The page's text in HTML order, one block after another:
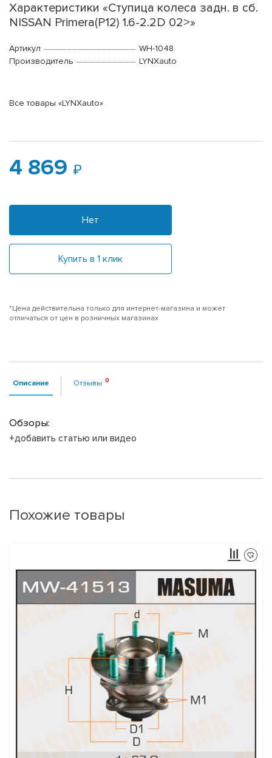
Характеристики «Ступица колеса задн. в сб.
NISSAN Primera(P12) 1.6-2.2D 02>»
Артикул
WH-1048
Производитель
LYNXauto
Все товары «LYNXauto»
4 869
Нет
Купить в 1 клик
*Цена действительна только для интернет-магазина и может
отличаться от цен в розничных магазинах
Описание Отзывы
Обзоры:
+добавить статью или видео
Похожие товары